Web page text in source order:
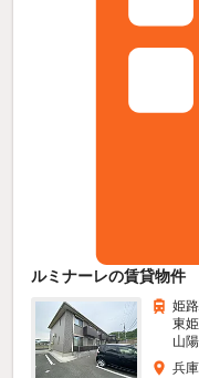
ルミナーレの賃貸物件
姫
東
山
兵